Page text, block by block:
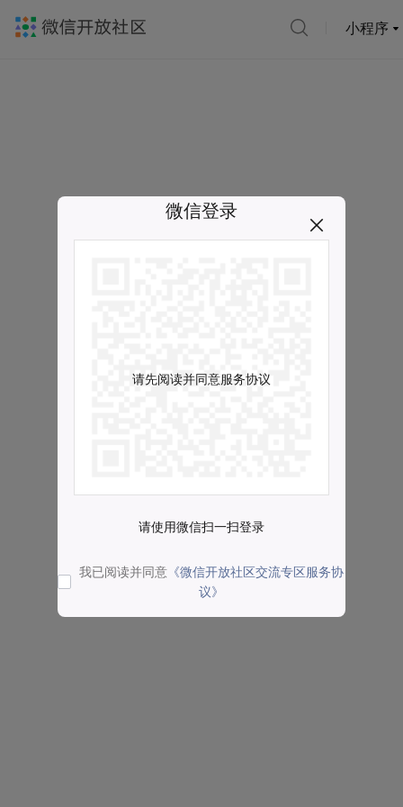
小程序
微信登录
请先阅读并同意服务协议
请使用微信扫一扫登录
我已阅读并同意 《微信开放社区交流专区服务协
议》